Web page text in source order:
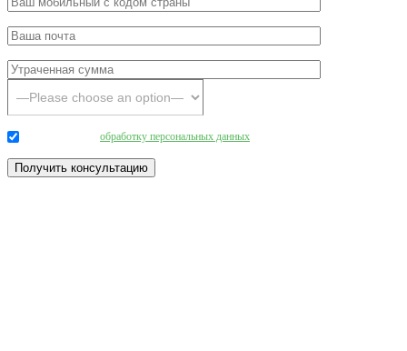
обработку персональных данных